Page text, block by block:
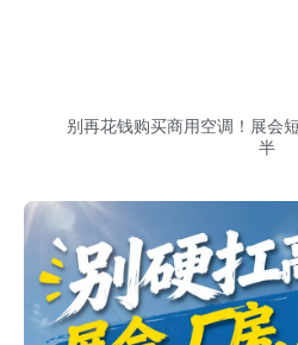
别再花钱购买商用空调！展会
半